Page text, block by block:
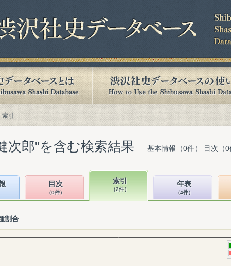
引
次郎"を含む検索結果 基本情報（0件） 目次（
目次
（0件）
索引
（2件）
年表
（4件）
割合